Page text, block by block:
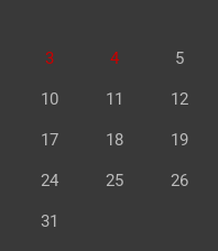
3 4 5
10 11 12
17 18 19
24 25 26
31